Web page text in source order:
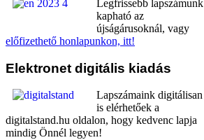
Legfrissebb lapszámunk
kapható az
újságárusoknál, vagy
előfizethető honlapunkon, itt!
Elektronet digitális kiadás
Lapszámaink digitálisan
is elérhetőek a
digitalstand.hu oldalon, hogy kedvenc lapja
mindig Önnél legyen!